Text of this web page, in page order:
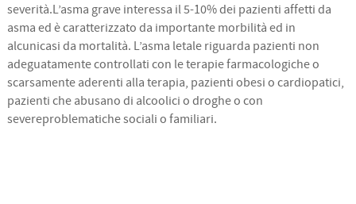
severità.L’asma grave interessa il 5-10% dei pazienti affetti da
asma ed è caratterizzato da importante morbilità ed in
alcunicasi da mortalità. L’asma letale riguarda pazienti non
adeguatamente controllati con le terapie farmacologiche o
scarsamente aderenti alla terapia, pazienti obesi o cardiopatici,
pazienti che abusano di alcoolici o droghe o con
severeproblematiche sociali o familiari.